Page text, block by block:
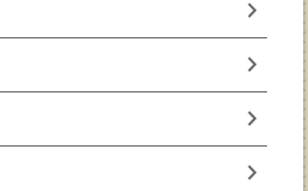
chevron_right
chevron_right
chevron_right
chevron_right